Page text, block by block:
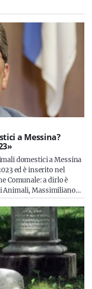
a Messina?
domestici a Messina
ed è inserito nel
Comunale: a dirlo è
Animali, Massimiliano…